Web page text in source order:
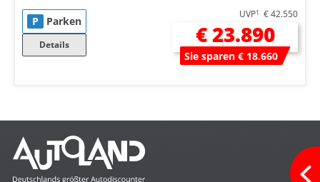
P Parken
Details
UVP1 € 42.550
€ 23.890
Sie sparen € 18.660